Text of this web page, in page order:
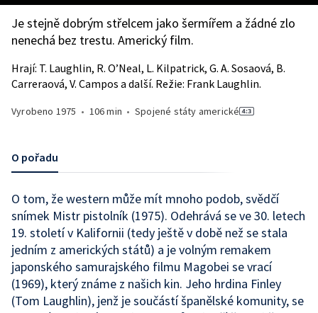
Je stejně dobrým střelcem jako šermířem a žádné zlo
nenechá bez trestu. Americký film.
Hrají: T. Laughlin, R. O’Neal, L. Kilpatrick, G. A. Sosaová, B.
Carreraová, V. Campos a další. Režie: Frank Laughlin.
Vyrobeno 1975 • 106 min •Spojené státy americké
O pořadu
O tom, že western může mít mnoho podob, svědčí
snímek Mistr pistolník (1975). Odehrává se ve 30. letech
19. století v Kalifornii (tedy ještě v době než se stala
jedním z amerických států) a je volným remakem
japonského samurajského filmu Magobei se vrací
(1969), který známe z našich kin. Jeho hrdina Finley
(Tom Laughlin), jenž je součástí španělské komunity, se